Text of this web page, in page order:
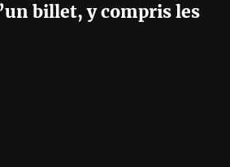
billet, y compris les